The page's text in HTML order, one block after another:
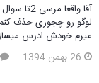
میرم خودش ادرس
26 بهمن 1394